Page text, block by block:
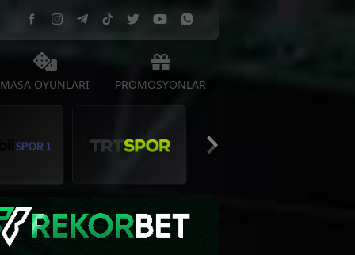
MASA OYUNLARI PROMOSYONLAR